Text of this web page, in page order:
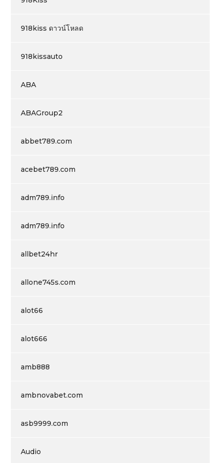
918kiss ดาวน์โหลด
918kissauto
ABA
ABAGroup2
abbet789.com
acebet789.com
adm789.info
adm789.info
allbet24hr
allone745s.com
alot66
alot666
amb888
ambnovabet.com
asb9999.com
Audio